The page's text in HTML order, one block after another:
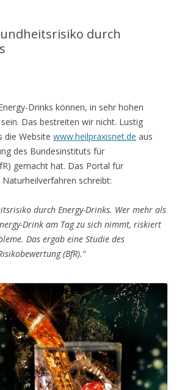
durch
Drinks können, in sehr hohen
Das bestreiten wir nicht. Lustig
die Website www.heilpraxisnet.de aus
des Bundesinstituts für
gemacht hat. Das Portal für
schreibt:
durch Energy-Drinks. Wer mehr als
Drink am Tag zu sich nimmt, riskiert
Das ergab eine Studie des
(BfR).“